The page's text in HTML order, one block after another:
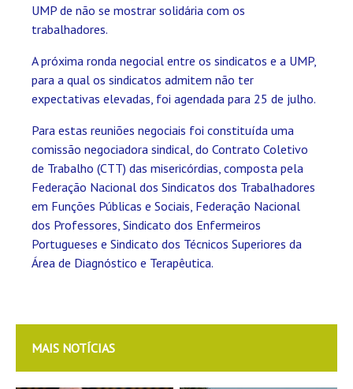
UMP de não se mostrar solidária com os
trabalhadores.
A próxima ronda negocial entre os sindicatos e a UMP,
para a qual os sindicatos admitem não ter
expectativas elevadas, foi agendada para 25 de julho.
Para estas reuniões negociais foi constituída uma
comissão negociadora sindical, do Contrato Coletivo
de Trabalho (CTT) das misericórdias, composta pela
Federação Nacional dos Sindicatos dos Trabalhadores
em Funções Públicas e Sociais, Federação Nacional
dos Professores, Sindicato dos Enfermeiros
Portugueses e Sindicato dos Técnicos Superiores da
Área de Diagnóstico e Terapêutica.
MAIS NOTÍCIAS